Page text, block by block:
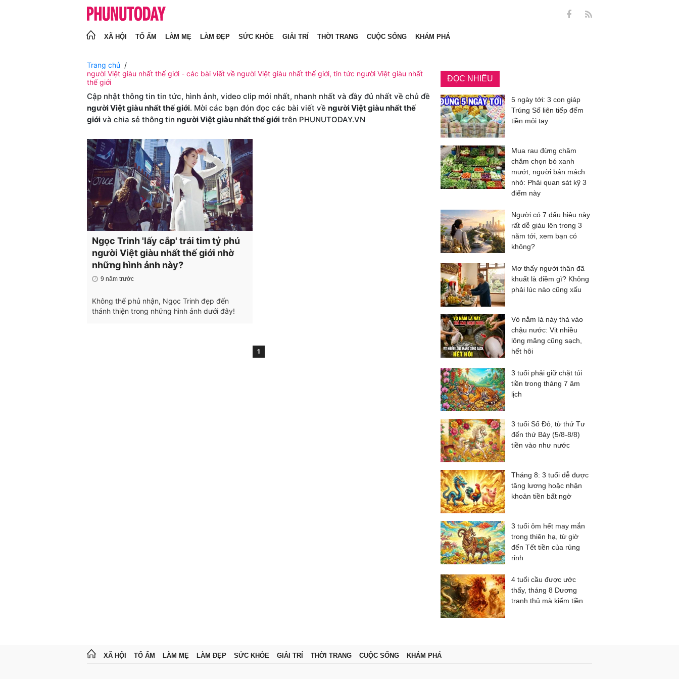
XÃ HỘI TỔ ẤM LÀM MẸ LÀM ĐẸP SỨC KHỎE GIẢI TRÍ THỜI TRANG CUỘC SỐNG KHÁM PHÁ
Trang chủ
người Việt giàu nhất thế giới - các bài viết về người Việt giàu nhất thế giới, tin tức người Việt giàu nhất
thế giới
Cập nhật thông tin tin tức, hình ảnh, video clip mới nhất, nhanh nhất và đầy đủ nhất về chủ đề
người Việt giàu nhất thế giới. Mời các bạn đón đọc các bài viết về người Việt giàu nhất thế
giới và chia sẻ thông tin người Việt giàu nhất thế giới trên PHUNUTODAY.VN
Ngọc Trinh 'lấy cắp' trái tim tỷ phú
người Việt giàu nhất thế giới nhờ
những hình ảnh này?
9 năm trước
Không thể phủ nhận, Ngọc Trinh đẹp đến
thánh thiện trong những hình ảnh dưới đây!
1
ĐỌC NHIỀU
5 ngày tới: 3 con giáp
Trúng Số liên tiếp đếm
tiền mỏi tay
Mua rau đừng chăm
chăm chọn bó xanh
mướt, người bán mách
nhỏ: Phải quan sát kỹ 3
điểm này
Người có 7 dấu hiệu này
rất dễ giàu lên trong 3
năm tới, xem bạn có
không?
Mơ thấy người thân đã
khuất là điềm gì? Không
phải lúc nào cũng xấu
Vò nắm lá này thả vào
chậu nước: Vịt nhiều
lông măng cũng sạch,
hết hôi
3 tuổi phải giữ chặt túi
tiền trong tháng 7 âm
lịch
3 tuổi Số Đỏ, từ thứ Tư
đến thứ Bảy (5/8-8/8)
tiền vào như nước
Tháng 8: 3 tuổi dễ được
tăng lương hoặc nhận
khoản tiền bất ngờ
3 tuổi ôm hết may mắn
trong thiên hạ, từ giờ
đến Tết tiền của rủng
rỉnh
4 tuổi cầu được ước
thấy, tháng 8 Dương
tranh thủ mà kiếm tiền
XÃ HỘI TỔ ẤM LÀM MẸ LÀM ĐẸP SỨC KHỎE GIẢI TRÍ THỜI TRANG CUỘC SỐNG KHÁM PHÁ